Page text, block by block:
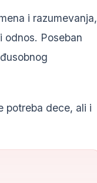
i razumevanja,
Poseban
potreba dece, ali i